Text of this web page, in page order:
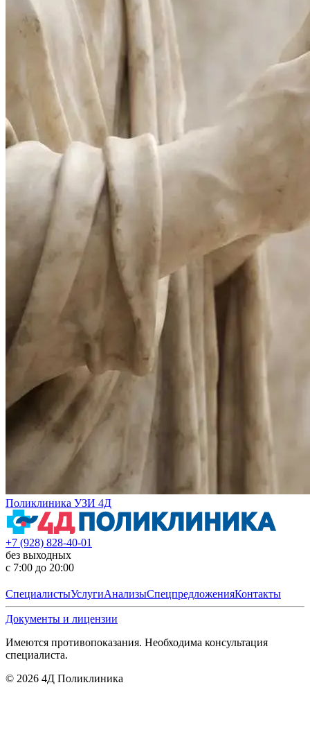
Поликлиника УЗИ 4Д
+7 (928) 828-40-01
без выходных
с 7:00 до 20:00
СпециалистыУслугиАнализыСпецпредложенияКонтакты
Документы и лицензии
Имеются противопоказания. Необходима консультация
специалиста.
© 2026 4Д Поликлиника